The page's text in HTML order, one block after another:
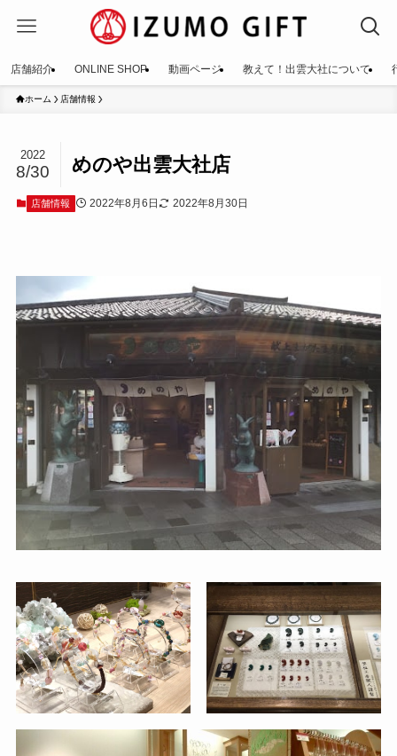
店舗紹介 ONLINE SHOP 動画ページ 教えて！出雲大社について
ホーム 店舗情報
めのや出雲大社店
2022
8/30
店舗情報 2022年8月6日 2022年8月30日